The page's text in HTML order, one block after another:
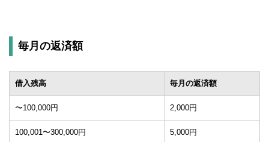
毎月の返済額
借入残高 毎月の返済額
〜100,000円 2,000円
100,001〜300,000円 5,000円